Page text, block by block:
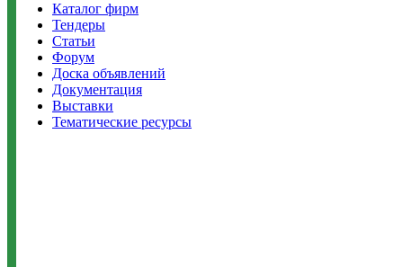
Каталог фирм
Тендеры
Статьи
Форум
Доска объявлений
Документация
Выставки
Тематические ресурсы